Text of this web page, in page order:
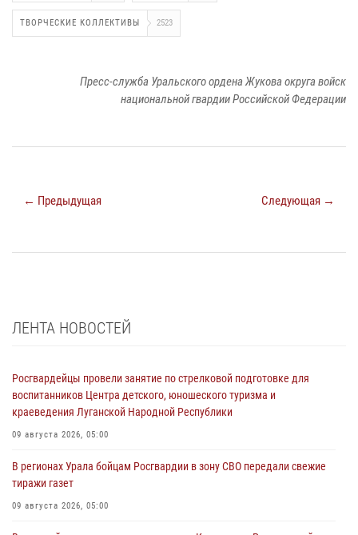
ТВОРЧЕСКИЕ КОЛЛЕКТИВЫ 2523
Пресс-служба Уральского ордена Жукова округа войск
национальной гвардии Российской Федерации
← Предыдущая Следующая →
ЛЕНТА НОВОСТЕЙ
Росгвардейцы провели занятие по стрелковой подготовке для
воспитанников Центра детского, юношеского туризма и
краеведения Луганской Народной Республики
09 августа 2026, 05:00
В регионах Урала бойцам Росгвардии в зону СВО передали свежие
тиражи газет
09 августа 2026, 05:00